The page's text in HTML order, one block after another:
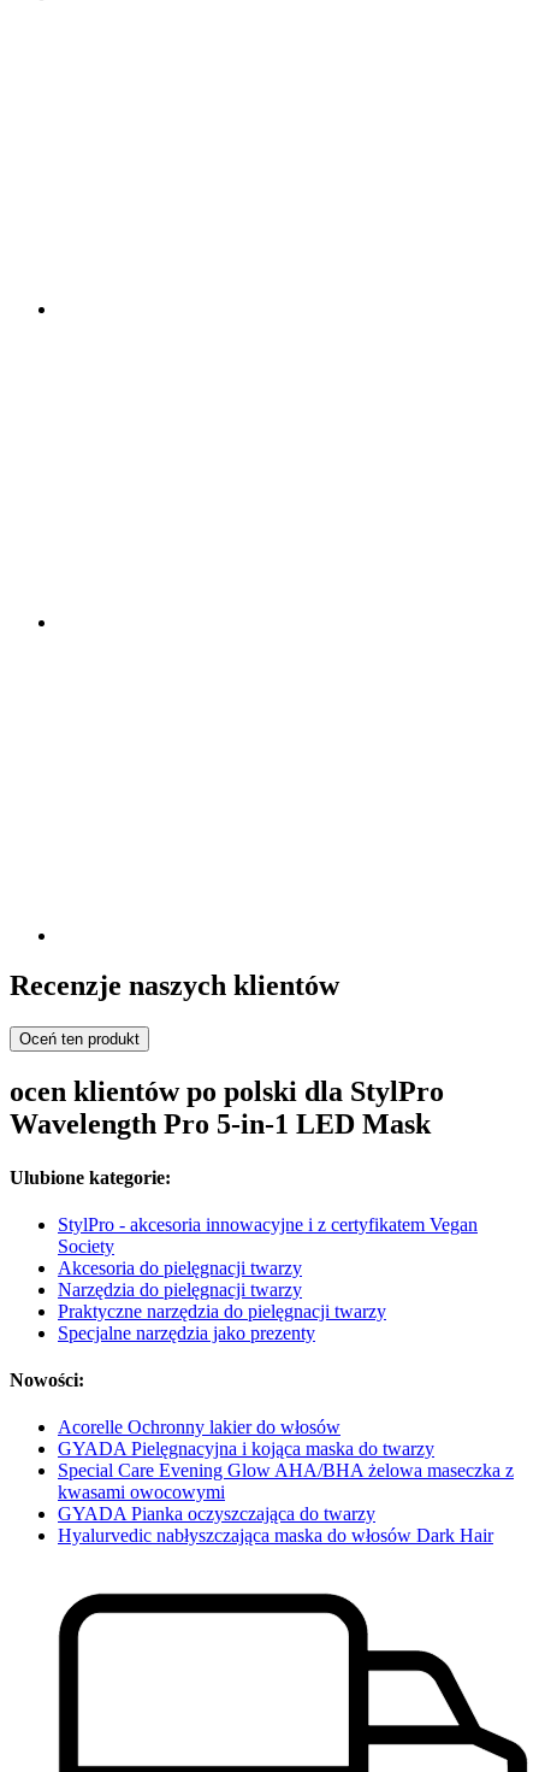
Recenzje naszych klientów
Oceń ten produkt
ocen klientów po polski dla StylPro
Wavelength Pro 5-in-1 LED Mask
Ulubione kategorie:
StylPro - akcesoria innowacyjne i z certyfikatem Vegan
Society
Akcesoria do pielęgnacji twarzy
Narzędzia do pielęgnacji twarzy
Praktyczne narzędzia do pielęgnacji twarzy
Specjalne narzędzia jako prezenty
Nowości:
Acorelle Ochronny lakier do włosów
GYADA Pielęgnacyjna i kojąca maska do twarzy
Special Care Evening Glow AHA/BHA żelowa maseczka z
kwasami owocowymi
GYADA Pianka oczyszczająca do twarzy
Hyalurvedic nabłyszczająca maska do włosów Dark Hair